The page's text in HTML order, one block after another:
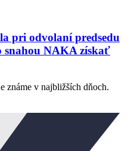
pri odvolaní predsedu
snahou NAKA získať
známe v najbližších dňoch.